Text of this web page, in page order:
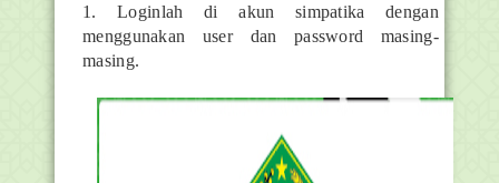
1. Loginlah di akun simpatika dengan
menggunakan user dan password masing-
masing.